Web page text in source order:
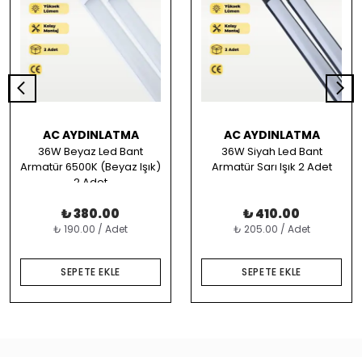
AC AYDINLATMA
36W Beyaz Led Bant
Armatür 6500K (Beyaz Işık)
2 Adet
₺ 380.00
₺ 190.00 / Adet
SEPETE EKLE
AC AYDINLATMA
36W Siyah Led Bant
Armatür Sarı Işık 2 Adet
₺ 410.00
₺ 205.00 / Adet
SEPETE EKLE